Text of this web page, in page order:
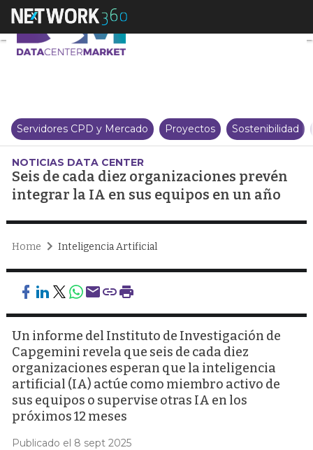
Seis de cada diez
Servidores CPD y Mercado Proyectos Sostenibilidad
NOTICIAS DATA CENTER
Seis de cada diez organizaciones prevén
integrar la IA en sus equipos en un año
Home Inteligencia Artificial
Un informe del Instituto de Investigación de
Capgemini revela que seis de cada diez
organizaciones esperan que la inteligencia
artificial (IA) actúe como miembro activo de
sus equipos o supervise otras IA en los
próximos 12 meses
Publicado el 8 sept 2025